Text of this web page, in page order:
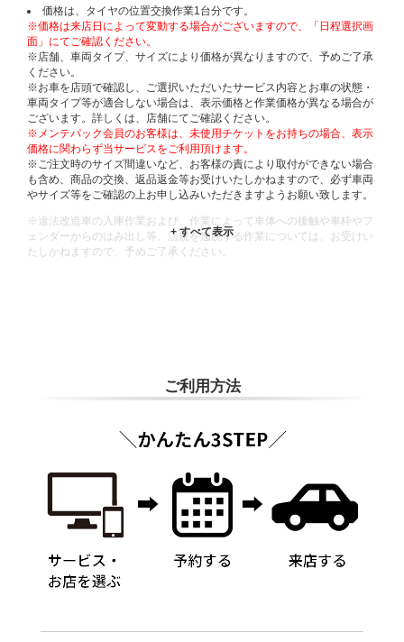
価格は、タイヤの位置交換作業1台分です。
※価格は来店日によって変動する場合がございますので、「日程選択画
面」にてご確認ください。
※店舗、車両タイプ、サイズにより価格が異なりますので、予めご了承
ください。
※お車を店頭で確認し、ご選択いただいたサービス内容とお車の状態・
車両タイプ等が適合しない場合は、表示価格と作業価格が異なる場合が
ございます。詳しくは、店舗にてご確認ください。
※メンテパック会員のお客様は、未使用チケットをお持ちの場合、表示
価格に関わらず当サービスをご利用頂けます。
※ご注文時のサイズ間違いなど、お客様の責により取付ができない場合
も含め、商品の交換、返品返金等お受けいたしかねますので、必ず車両
やサイズ等をご確認の上お申し込みいただきますようお願い致します。
※違法改造車の入庫作業および、作業によって車体への接触や車枠やフ
ェンダーからのはみ出し等、法規を逸脱する作業については、お受けい
たしかねますので、予めご了承ください。
ご利用方法